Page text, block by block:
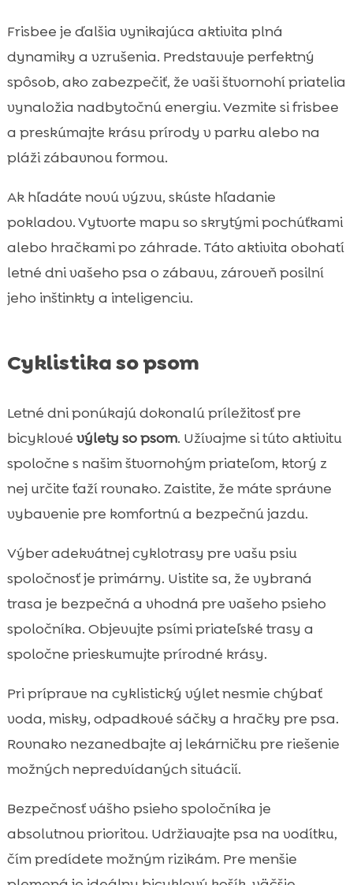
Frisbee je ďalšia vynikajúca aktivita plná
dynamiky a vzrušenia. Predstavuje perfektný
spôsob, ako zabezpečiť, že vaši štvornohí priatelia
vynaložia nadbytočnú energiu. Vezmite si frisbee
a preskúmajte krásu prírody v parku alebo na
pláži zábavnou formou.
Ak hľadáte novú výzvu, skúste hľadanie
pokladov. Vytvorte mapu so skrytými pochúťkami
alebo hračkami po záhrade. Táto aktivita obohatí
letné dni vašeho psa o zábavu, zároveň posilní
jeho inštinkty a inteligenciu.
Cyklistika so psom
Letné dni ponúkajú dokonalú príležitosť pre
bicyklové výlety so psom. Užívajme si túto aktivitu
spoločne s našim štvornohým priateľom, ktorý z
nej určite ťaží rovnako. Zaistite, že máte správne
vybavenie pre komfortnú a bezpečnú jazdu.
Výber adekvátnej cyklotrasy pre vašu psiu
spoločnosť je primárny. Uistite sa, že vybraná
trasa je bezpečná a vhodná pre vašeho psieho
spoločníka. Objevujte psími priateľské trasy a
spoločne prieskumujte prírodné krásy.
Pri príprave na cyklistický výlet nesmie chýbať
voda, misky, odpadkové sáčky a hračky pre psa.
Rovnako nezanedbajte aj lekárničku pre riešenie
možných nepredvídaných situácií.
Bezpečnosť vášho psieho spoločníka je
absolutnou prioritou. Udržiavajte psa na vodítku,
čím predídete možným rizikám. Pre menšie